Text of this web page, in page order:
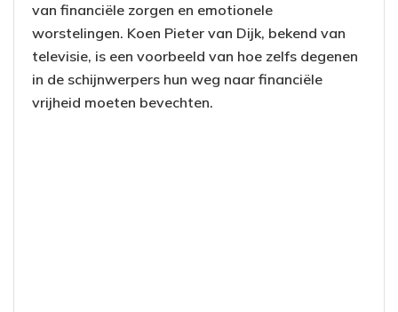
van financiële zorgen en emotionele
worstelingen. Koen Pieter van Dijk, bekend van
televisie, is een voorbeeld van hoe zelfs degenen
in de schijnwerpers hun weg naar financiële
vrijheid moeten bevechten.